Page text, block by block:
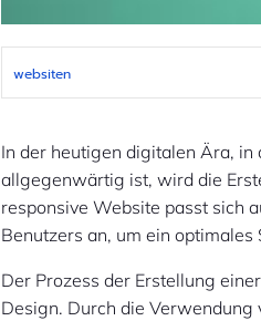
websiten
In der heutigen digitalen Ära, in
allgegenwärtig ist, wird die
responsive Website passt sich
Benutzers an, um ein
Der Prozess der Erstellung
Design. Durch die Verwendung